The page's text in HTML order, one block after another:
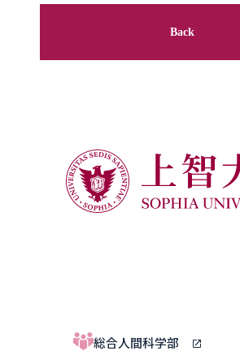
Back
総合人間科学部